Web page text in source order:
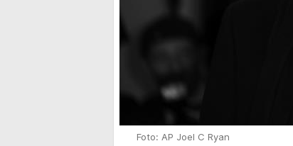
Foto: AP Joel C Ryan